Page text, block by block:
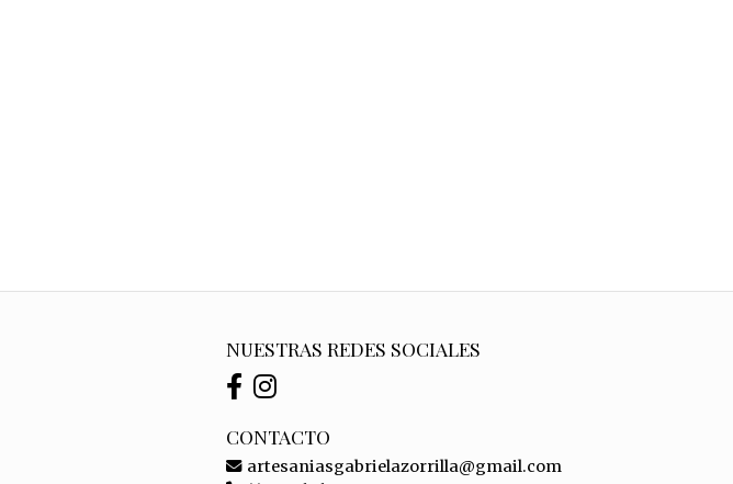
NUESTRAS REDES SOCIALES
CONTACTO
artesaniasgabrielazorrilla@gmail.com